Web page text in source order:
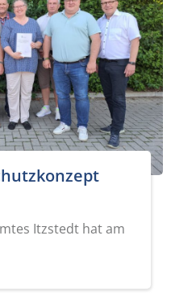
Itzstedt hat am